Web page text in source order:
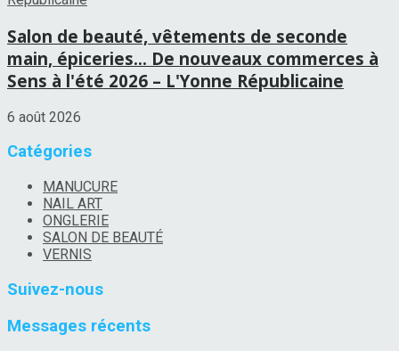
Salon de beauté, vêtements de seconde
main, épiceries… De nouveaux commerces à
Sens à l'été 2026 – L'Yonne Républicaine
6 août 2026
Catégories
MANUCURE
NAIL ART
ONGLERIE
SALON DE BEAUTÉ
VERNIS
Suivez-nous
Messages récents